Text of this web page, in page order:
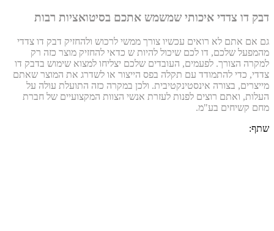
דבק דו צדדי איכותי שמשמש אתכם בסיטואציות רבות
גם אם אתם לא רואים עכשיו צורך ממשי לרכוש ולהחזיק דבק דו צדדי
מהמפעל שלכם, דו לכם שיכול להיות ש כדאי להחזיק מוצר כזה רק
למקרה הצורך. לפעמים, העובדים שלכם יצליחו למצוא שימוש בדבק דו
צדדי, כדי להתמודד עם תקלה בפס הייצור או לשדרג את המוצר שאתם
מייצרים, בצורה אינסטינקטיבית. ולכן במקרה כזה התועלת עולה על
העלות, ואתם רוצים לפנות לעזרת אנשי הצוות המקצועיים של חברת
מחם קשיחים בע"מ.
שתף: